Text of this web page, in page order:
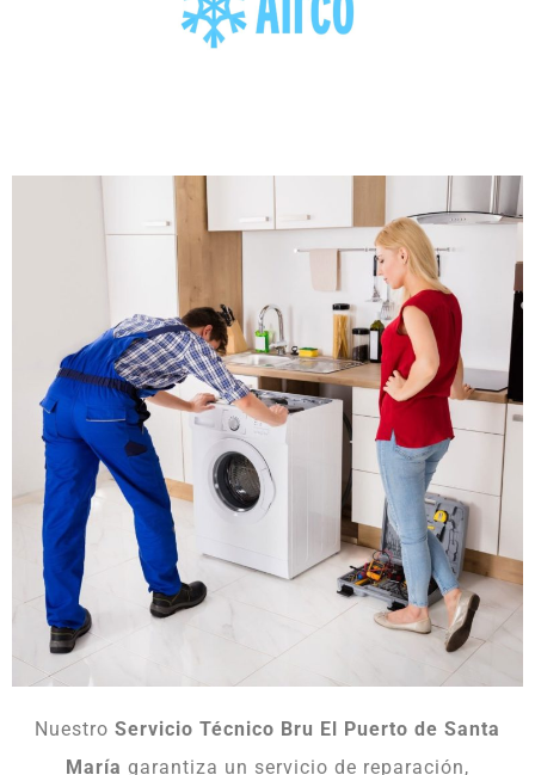
Nuestro Servicio Técnico Bru El Puerto de Santa
María garantiza un servicio de reparación,